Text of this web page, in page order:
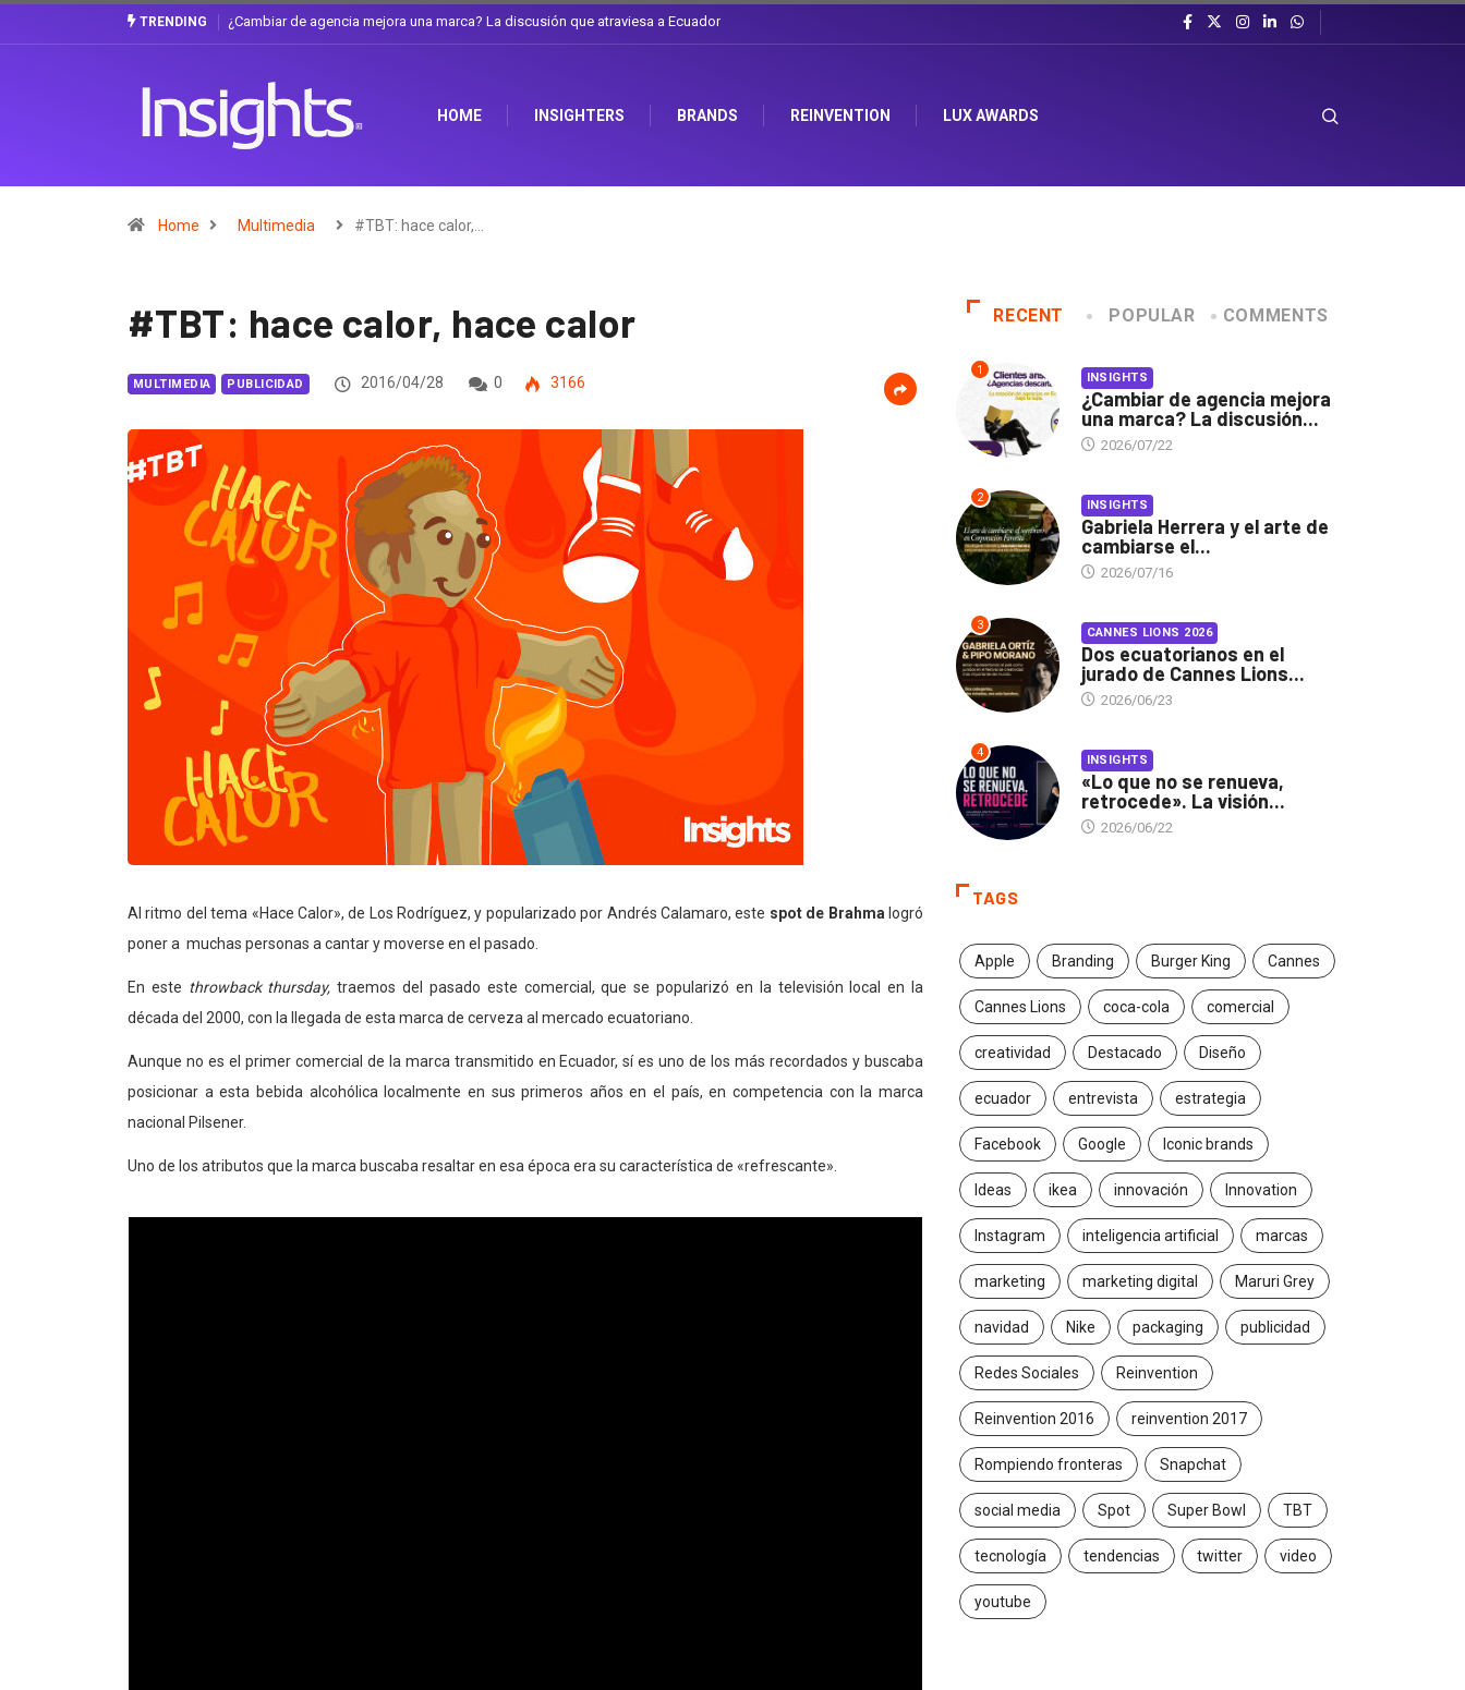
TRENDING Gabriela Herrera y el arte de cambiarse el sombrero en Corporación Favorita
HOME INSIGHTERS BRANDS REINVENTION LUX AWARDS
Home Multimedia #TBT: hace calor,…
#TBT: hace calor, hace calor
MULTIMEDIA PUBLICIDAD 2016/04/28 0 3166
Al ritmo del tema «Hace Calor», de Los Rodríguez, y popularizado por Andrés Calamaro, este spot de Brahmalogró
poner a muchas personas a cantar y moverse en el pasado.
En este throwback thursday, traemos del pasado este comercial, que se popularizó en la televisión local en la
década del 2000, con la llegada de esta marca de cerveza al mercado ecuatoriano.
Aunque no es el primer comercial de la marca transmitido en Ecuador, sí es uno de los más recordados y buscaba
posicionar a esta bebida alcohólica localmente en sus primeros años en el país, en competencia con la marca
nacional Pilsener.
Uno de los atributos que la marca buscaba resaltar en esa época era su característica de «refrescante».
RECENT POPULAR COMMENTS
1 INSIGHTS
¿Cambiar de agencia mejora
una marca? La discusión...
2026/07/22
2 INSIGHTS
Gabriela Herrera y el arte de
cambiarse el...
2026/07/16
3 CANNES LIONS 2026
Dos ecuatorianos en el
jurado de Cannes Lions...
2026/06/23
4 INSIGHTS
«Lo que no se renueva,
retrocede». La visión...
2026/06/22
TAGS
Apple Branding Burger King Cannes
Cannes Lions coca-cola comercial
creatividad Destacado Diseño
ecuador entrevista estrategia
Facebook Google Iconic brands
Ideas ikea innovación Innovation
Instagram inteligencia artificial marcas
marketing marketing digital Maruri Grey
navidad Nike packaging publicidad
Redes Sociales Reinvention
Reinvention 2016 reinvention 2017
Rompiendo fronteras Snapchat
social media Spot Super Bowl TBT
tecnología tendencias twitter video
youtube